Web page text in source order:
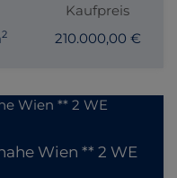
2
Kaufpreis
210.000,00 €
Wien ** 2 WE